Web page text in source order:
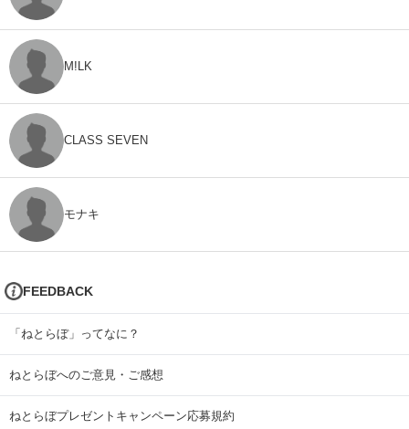
M!LK
CLASS SEVEN
モナキ
FEEDBACK
「ねとらぼ」ってなに？
ねとらぼへのご意見・ご感想
ねとらぼプレゼントキャンペーン応募規約